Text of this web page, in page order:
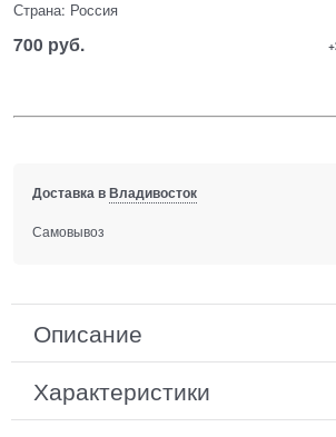
Страна: Россия
700 руб.
Доставка вВладивосток
Самовывоз
Описание
Характеристики